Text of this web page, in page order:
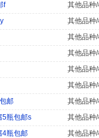
f
其他品种
其他品种
其他品种
其他品种
其他品种
其他品种
邮
其他品种
5瓶包邮s
其他品种
4瓶包邮
其他品种